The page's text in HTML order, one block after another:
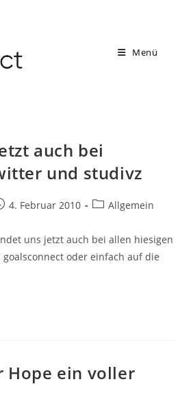
Menü
auch bei
und studivz
4. Februar 2010
Beitrags-
Allgemein
uns jetzt auch bei allen hiesigen
oder einfach auf die
Hope ein voller